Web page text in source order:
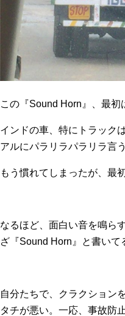
この『Sound Horn』、最初
インドの車、特にトラック
アルにパラリラパラリラ言
もう慣れてしまったが、最
なるほど、面白い音を鳴ら
ざ『Sound Horn』と書いて
自分たちで、クラクション
タチが悪い。一応、事故防